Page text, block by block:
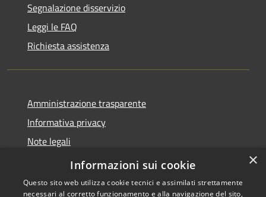
Segnalazione disservizio
Leggi le FAQ
Richiesta assistenza
Amministrazione trasparente
Informativa privacy
Note legali
Dichiarazione di accessibilità
×
Informazioni sui cookie
Questo sito web utilizza cookie tecnici e assimilati strettamente
necessari al corretto funzionamento e alla navigazione del sito,